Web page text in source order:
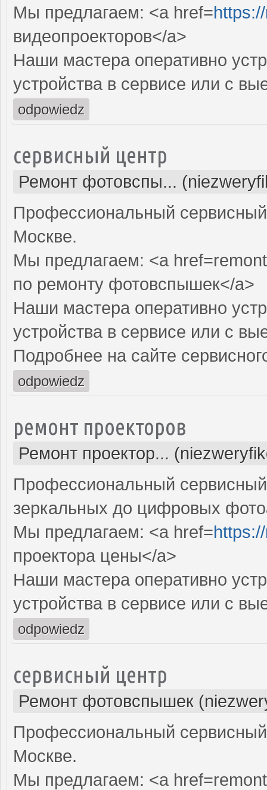
Мы предлагаем: <a href=
видеопроекторов</a>
Наши мастера оперативно
устройства в сервисе или с
odpowiedz
сервисный центр
Ремонт фотовспы...
Профессиональный
Москве.
Мы предлагаем: <a
по ремонту фотовспышек</a>
Наши мастера оперативно
устройства в сервисе или с
Подробнее на сайте
odpowiedz
ремонт проекторов
Ремонт проектор...
Профессиональный
зеркальных до цифровых
Мы предлагаем: <a href=
проектора цены</a>
Наши мастера оперативно
устройства в сервисе или с
odpowiedz
сервисный центр
Ремонт фотовспышек
Профессиональный
Москве.
Мы предлагаем: <a